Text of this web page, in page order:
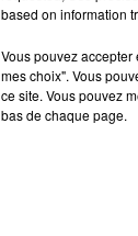
based on information
Vous pouvez
mes choix". Vous
ce site. Vous pouvez
bas de chaque page.